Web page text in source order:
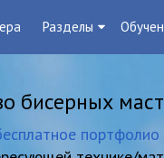
Разделы
бисерных
портфолио